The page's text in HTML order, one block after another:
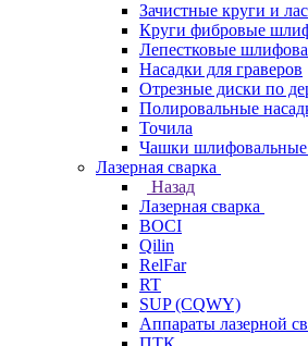
Зачистные круги и
Круги фибровые
Лепестковые
Насадки для граверов
Отрезные диски по
Полировальные
Точила
Чашки
Лазерная сварка
Назад
Лазерная сварка
BOCI
Qilin
RelFar
RT
SUP (CQWY)
Аппараты лазерной